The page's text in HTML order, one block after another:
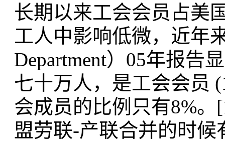
长期以来工会会员占美
工人中影响低微，近年
Department）05年报告
七十万人，是工会会员
会成员的比例只有8%
盟劳联-产联合并的时